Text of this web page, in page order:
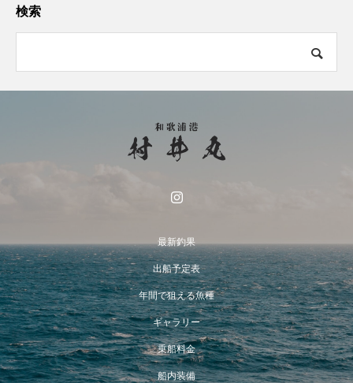
検索
最新釣果
出船予定表
年間で狙える魚種
ギャラリー
乗船料金
船内装備